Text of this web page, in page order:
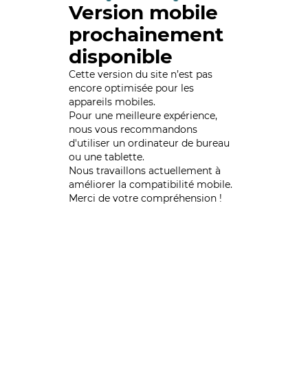
Version mobile
prochainement
disponible
Cette version du site n’est pas
encore optimisée pour les
appareils mobiles.
Pour une meilleure expérience,
nous vous recommandons
d'utiliser un ordinateur de bureau
ou une tablette.
Nous travaillons actuellement à
améliorer la compatibilité mobile.
Merci de votre compréhension !